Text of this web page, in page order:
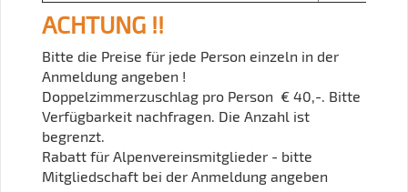
ACHTUNG !!
Bitte die Preise für jede Person einzeln in der
Anmeldung angeben !
Doppelzimmerzuschlag pro Person € 40,-. Bitte
Verfügbarkeit nachfragen. Die Anzahl ist
begrenzt.
Rabatt für Alpenvereinsmitglieder - bitte
Mitgliedschaft bei der Anmeldung angeben